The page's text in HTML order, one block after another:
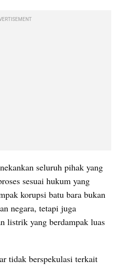
seluruh pihak yang
sesuai hukum yang
korupsi batu bara bukan
negara, tetapi juga
listrik yang berdampak luas
tidak berspekulasi terkait